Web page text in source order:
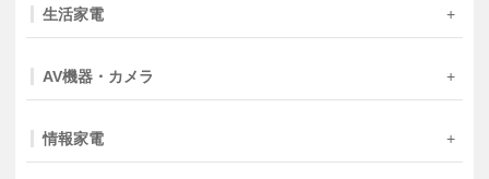
生活家電
AV機器・カメラ
情報家電